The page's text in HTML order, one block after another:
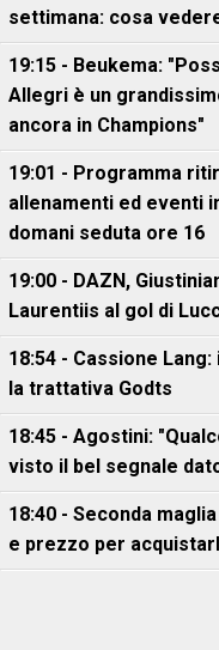
settimana: cosa
19:15 - Beukema:
Allegri è un
ancora in Champions"
19:01 - Programma
allenamenti ed eventi
domani seduta ore 16
19:00 - DAZN,
Laurentiis al gol di
18:54 - Cassione
la trattativa Godts
18:45 - Agostini:
visto il bel segnale
18:40 - Seconda
e prezzo per